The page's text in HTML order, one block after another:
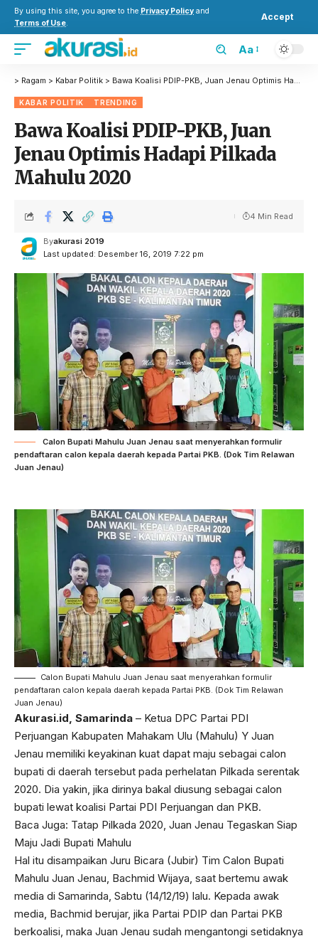
By using this site, you agree to the Privacy Policy and
Terms of Use.
Accept
Aa
> Ragam > Kabar Politik > Bawa Koalisi PDIP-PKB, Juan Jenau Optimis Hadapi Pilkada Mahulu 2020
KABAR POLITIK TRENDING
Bawa Koalisi PDIP-PKB, Juan
Jenau Optimis Hadapi Pilkada
Mahulu 2020
Last updated: Desember 16, 2019 7:22 pm
Byakurasi 2019
4 Min Read
Calon Bupati Mahulu Juan Jenau saat menyerahkan formulir
pendaftaran calon kepala daerah kepada Partai PKB. (Dok Tim Relawan
Juan Jenau)
Calon Bupati Mahulu Juan Jenau saat menyerahkan formulir
pendaftaran calon kepala daerah kepada Partai PKB. (Dok Tim Relawan
Juan Jenau)
Akurasi.id, Samarinda – Ketua DPC Partai PDI
Perjuangan Kabupaten Mahakam Ulu (Mahulu) Y Juan
Jenau memiliki keyakinan kuat dapat maju sebagai calon
bupati di daerah tersebut pada perhelatan Pilkada serentak
2020. Dia yakin, jika dirinya bakal diusung sebagai calon
bupati lewat koalisi Partai PDI Perjuangan dan PKB.
Baca Juga: Tatap Pilkada 2020, Juan Jenau Tegaskan Siap
Maju Jadi Bupati Mahulu
Hal itu disampaikan Juru Bicara (Jubir) Tim Calon Bupati
Mahulu Juan Jenau, Bachmid Wijaya, saat bertemu awak
media di Samarinda, Sabtu (14/12/19) lalu. Kepada awak
media, Bachmid berujar, jika Partai PDIP dan Partai PKB
berkoalisi, maka Juan Jenau sudah mengantongi setidaknya